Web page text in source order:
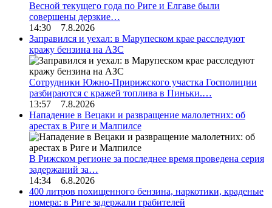
Весной текущего года по Риге и Елгаве были
совершены дерзкие…
14:30 7.8.2026
Заправился и уехал: в Марупеском крае расследуют
кражу бензина на АЗС
Сотрудники Южно-Пририжского участка Госполиции
разбираются с кражей топлива в Пиньки.…
13:57 7.8.2026
Нападение в Вецаки и развращение малолетних: об
арестах в Риге и Малпилсе
В Рижском регионе за последнее время проведена серия
задержаний за…
14:34 6.8.2026
400 литров похищенного бензина, наркотики, краденые
номера: в Риге задержали грабителей